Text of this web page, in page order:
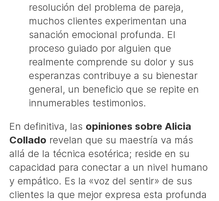
resolución del problema de pareja,
muchos clientes experimentan una
sanación emocional profunda. El
proceso guiado por alguien que
realmente comprende su dolor y sus
esperanzas contribuye a su bienestar
general, un beneficio que se repite en
innumerables testimonios.
En definitiva, las opiniones sobre Alicia
Collado revelan que su maestría va más
allá de la técnica esotérica; reside en su
capacidad para conectar a un nivel humano
y empático. Es la «voz del sentir» de sus
clientes la que mejor expresa esta profunda